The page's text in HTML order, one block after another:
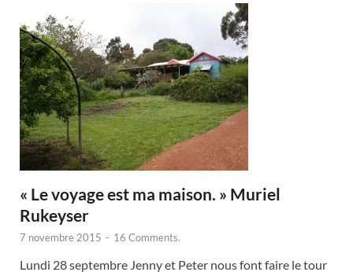
« Le voyage est ma maison. » Muriel
Rukeyser
7 novembre 2015 - 16 Comments.
Lundi 28 septembre Jenny et Peter nous font faire le tour